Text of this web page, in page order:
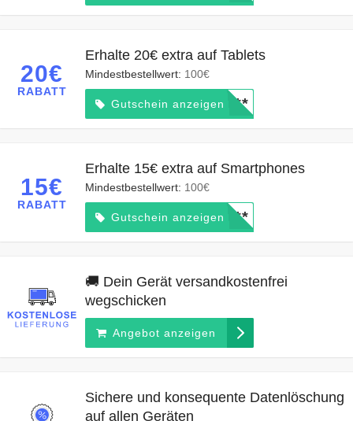
20€
RABATT
Erhalte 20€ extra auf Tablets
Mindestbestellwert: 100€
Gutschein anzeigen*****
15€
RABATT
Erhalte 15€ extra auf Smartphones
Mindestbestellwert: 100€
Gutschein anzeigen*****
🚚 Dein Gerät versandkostenfrei
wegschicken
Angebot anzeigen
Sichere und konsequente Datenlöschung
auf allen Geräten